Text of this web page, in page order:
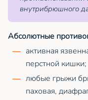
внутрибрюшного
Абсолютные
активная
перстной кишки;
любые грыжи
паховая,